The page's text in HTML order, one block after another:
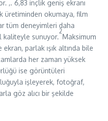
,. 6,83 inçlik geniş ekranı
üretiminden okumaya, film
tüm deneyimleri daha
kaliteyle sunuyor.
2
Maksimum
parlak ışık altında bile
her zaman yüksek
ise görüntüleri
işleyerek, fotoğraf,
göz alıcı bir şekilde